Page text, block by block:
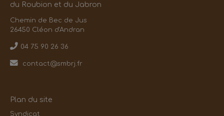
du Roubion et du Jabron
Chemin de Bec de Jus
26450 Cléon d'Andran
04 75 90 26 36
contact@smbrj.fr
Plan du site
Syndicat